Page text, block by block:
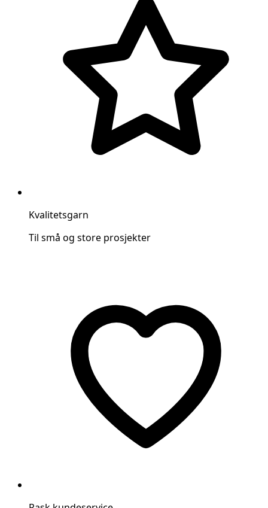
Kvalitetsgarn
Til små og store prosjekter